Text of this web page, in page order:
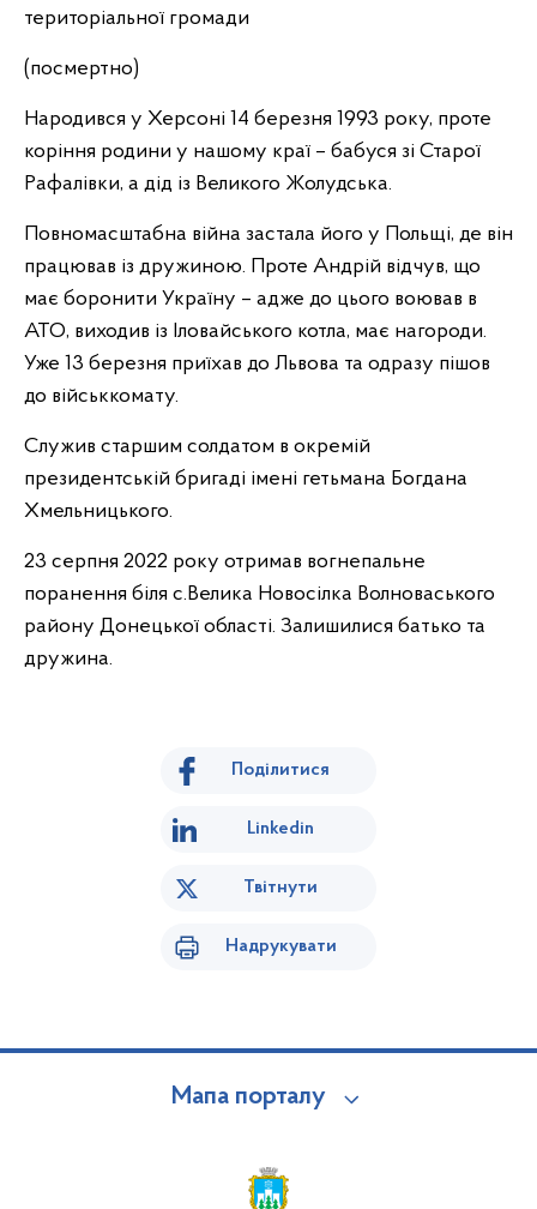
територіальної громади
(посмертно)
Народився у Херсоні 14 березня 1993 року, проте
коріння родини у нашому краї – бабуся зі Старої
Рафалівки, а дід із Великого Жолудська.
Повномасштабна війна застала його у Польщі, де він
працював із дружиною. Проте Андрій відчув, що
має боронити Україну – адже до цього воював в
АТО, виходив із Іловайського котла, має нагороди.
Уже 13 березня приїхав до Львова та одразу пішов
до військкомату.
Служив старшим солдатом в окремій
президентській бригаді імені гетьмана Богдана
Хмельницького.
23 серпня 2022 року отримав вогнепальне
поранення біля с.Велика Новосілка Волноваського
району Донецької області. Залишилися батько та
дружина.
Поділитися
Linkedin
Твітнути
Надрукувати
Мапа порталу